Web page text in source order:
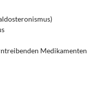
Medikamenten